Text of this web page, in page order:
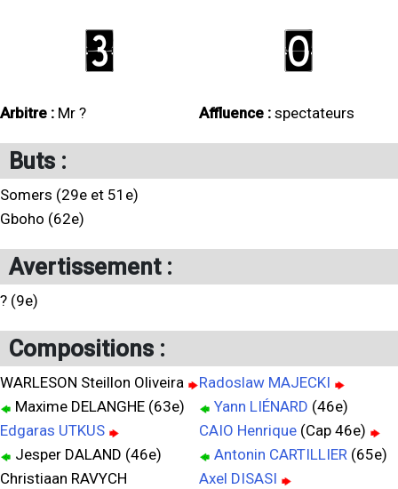
3 0
Arbitre : Mr ? Affluence : spectateurs
Buts :
Somers (29e et 51e)
Gboho (62e)
Avertissement :
? (9e)
Compositions :
WARLESON Steillon Oliveira
Maxime DELANGHE (63e)
Edgaras UTKUS
Jesper DALAND (46e)
Christiaan RAVYCH
Radoslaw MAJECKI
Yann LIÉNARD (46e)
CAIO Henrique (Cap 46e)
Antonin CARTILLIER (65e)
Axel DISASI